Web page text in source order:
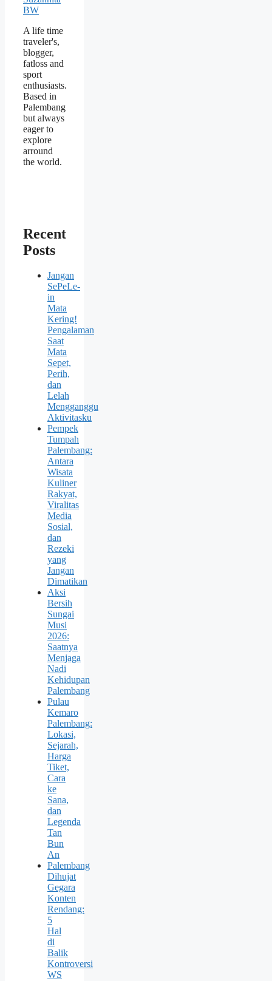
A life time
traveler's,
blogger,
fatloss and
sport
enthusiasts.
Based in
Palembang
but always
eager to
explore
arround
the world.
Recent
Posts
Jangan
SePeLe-
in
Mata
Kering!
Pengalaman
Saat
Mata
Sepet,
Perih,
dan
Lelah
Mengganggu
Aktivitasku
Pempek
Tumpah
Palembang:
Antara
Wisata
Kuliner
Rakyat,
Viralitas
Media
Sosial,
dan
Rezeki
yang
Jangan
Dimatikan
Aksi
Bersih
Sungai
Musi
2026:
Saatnya
Menjaga
Nadi
Kehidupan
Palembang
Pulau
Kemaro
Palembang:
Lokasi,
Sejarah,
Harga
Tiket,
Cara
ke
Sana,
dan
Legenda
Tan
Bun
An
Palembang
Dihujat
Gegara
Konten
Rendang:
5
Hal
di
Balik
Kontroversi
WS